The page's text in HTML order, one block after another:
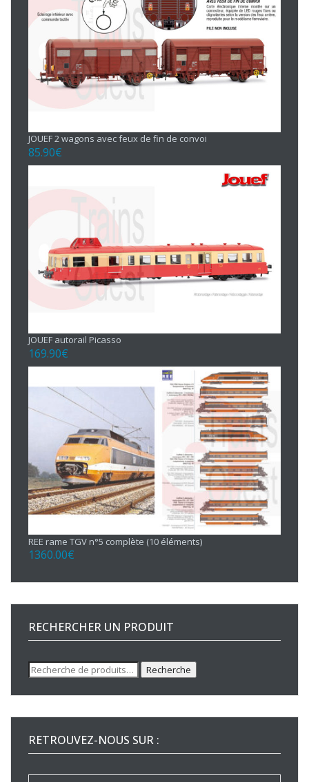
JOUEF 2 wagons avec feux de fin de convoi
85.90€
JOUEF autorail Picasso
169.90€
REE rame TGV n°5 complète (10 éléments)
1360.00€
RECHERCHER UN PRODUIT
Recherche
pour :
Recherche
RETROUVEZ-NOUS SUR :